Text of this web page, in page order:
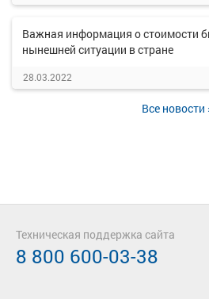
Важная информация о стоимости
нынешней ситуации в стране
28.03.2022
Все новости
Техническая поддержка сайта
8 800 600-03-38